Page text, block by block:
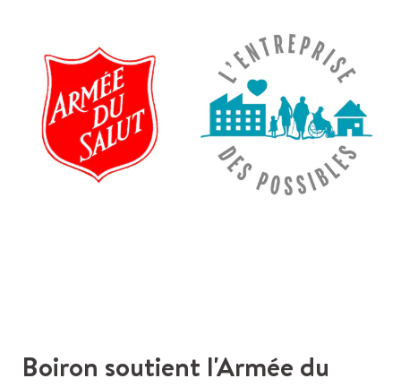
Boiron soutient l'Armée du